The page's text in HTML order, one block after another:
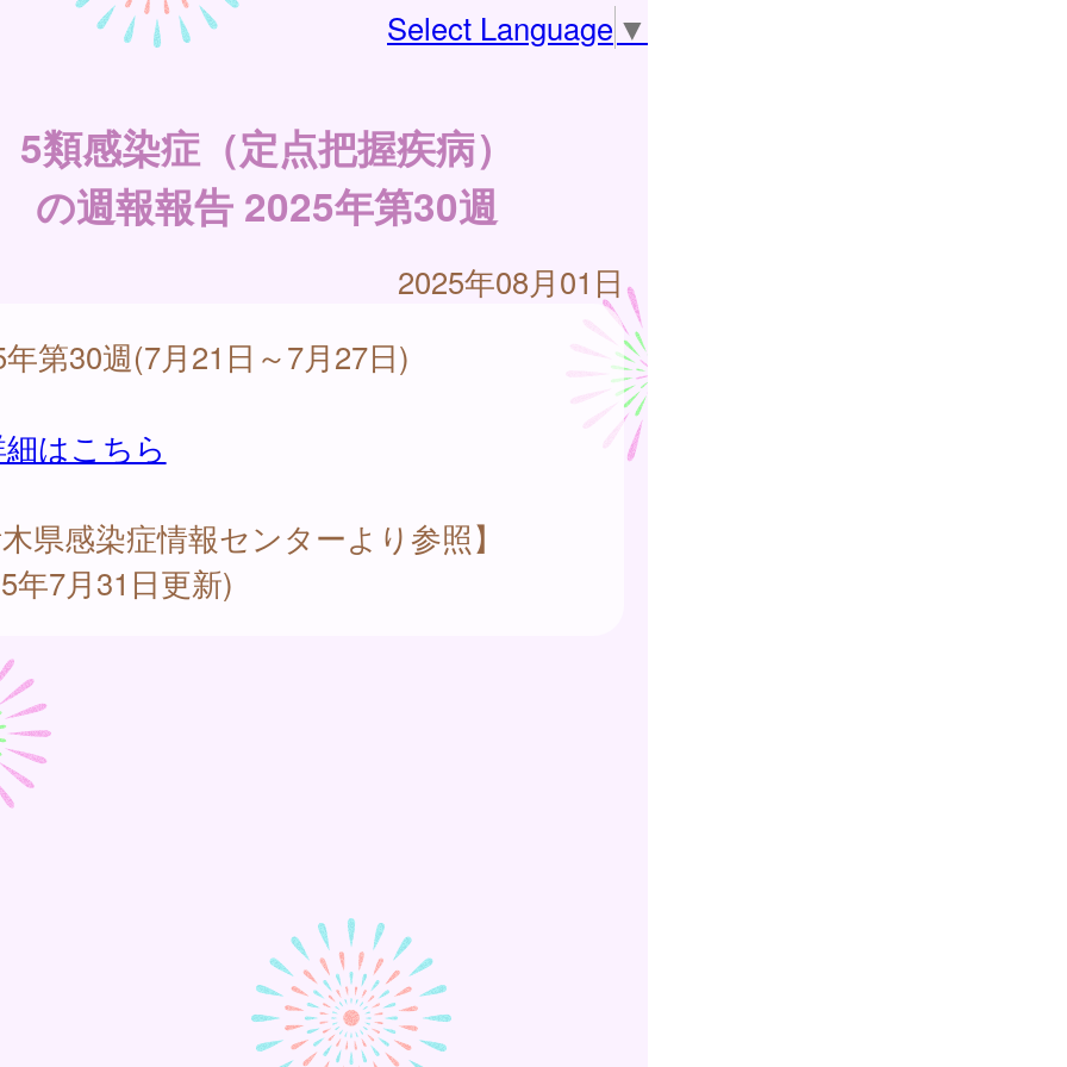
Select Language ▼
5類感染症（定点把握疾病）
の週報報告 2025年第30週
2025年08月01日
第30週(7月21日～7月27日)
はこちら
県感染症情報センターより参照】
年7月31日更新)